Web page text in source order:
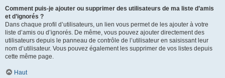
Comment puis-je ajouter ou supprimer des utilisateurs de ma liste d’amis
et d’ignorés ?
Dans chaque profil d’utilisateurs, un lien vous permet de les ajouter à votre
liste d’amis ou d’ignorés. De même, vous pouvez ajouter directement des
utilisateurs depuis le panneau de contrôle de l’utilisateur en saisissant leur
nom d’utilisateur. Vous pouvez également les supprimer de vos listes depuis
cette même page.
Haut